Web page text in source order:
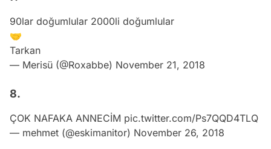
90lar doğumlular 2000li doğumlular
🤝
Tarkan
— Merisü (@Roxabbe) November 21, 2018
8.
ÇOK NAFAKA ANNECİM pic.twitter.com/Ps7QQD4TLQ
— mehmet (@eskimanitor) November 26, 2018